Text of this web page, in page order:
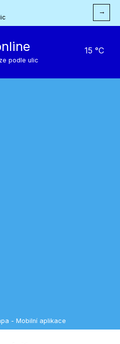
→
podle ulic
15 °C
- Mobilní aplikace